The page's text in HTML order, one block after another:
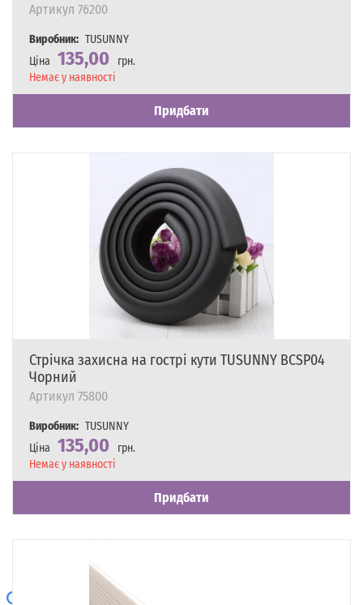
Артикул 76200
Виробник: TUSUNNY
Ціна 135,00
грн.
Наявність
Немає у наявності
Придбати
Стрічка захисна на гострі кути TUSUNNY BCSP04
Чорний
Артикул 75800
Виробник: TUSUNNY
Ціна 135,00
грн.
Наявність
Немає у наявності
Придбати